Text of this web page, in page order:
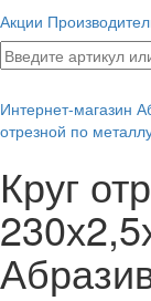
Акции
Интернет-магазин
отрезной по
Круг